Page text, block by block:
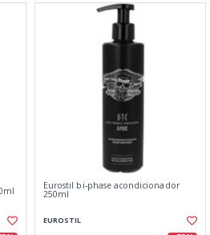
Eurostil bi-phase acondicionador
250ml
EUROSTIL